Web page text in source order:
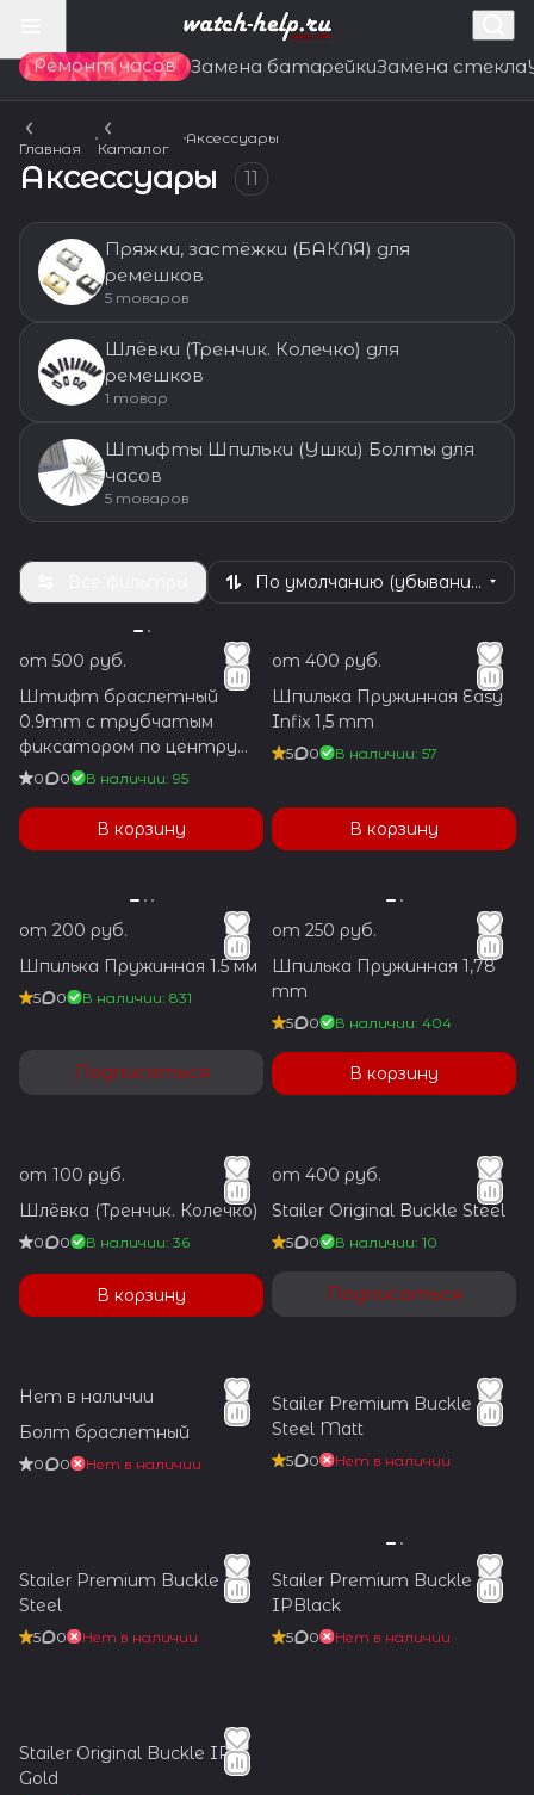
Ремонт часов Замена батарейкиЗамена стекла
Главная Каталог
Аксессуары
Аксессуары 11
Пряжки, застёжки (БАКЛЯ) для
ремешков
5 товаров
Шлёвки (Тренчик. Колечко) для
ремешков
1 товар
Штифты Шпильки (Ушки) Болты для
часов
5 товаров
По умолчанию (убывание)
от 500 руб.
Штифт браслетный
0.9mm с трубчатым
фиксатором по центру
1.2x5.9mm
0 0 В наличии: 95
В корзину
от 400 руб.
Шпилька Пружинная Easy
Infix 1,5 mm
5 0 В наличии: 57
В корзину
от 200 руб.
Шпилька Пружинная 1.5 мм
5 0 В наличии: 831
Подписаться
от 250 руб.
Шпилька Пружинная 1,78
mm
5 0 В наличии: 404
В корзину
от 100 руб.
Шлёвка (Тренчик. Колечко)
0 0 В наличии: 36
В корзину
от 400 руб.
Stailer Original Buckle Steel
5 0 В наличии: 10
Подписаться
Нет в наличии
Болт браслетный
0 0 Нет в наличии
Stailer Premium Buckle
Steel Matt
5 0 Нет в наличии
Stailer Premium Buckle
Steel
5 0 Нет в наличии
Stailer Premium Buckle
IPBlack
5 0 Нет в наличии
Stailer Original Buckle IPG
Gold